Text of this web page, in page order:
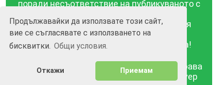
Продължавайки да използвате този сайт,
вие се съгласявате с използването на
бисквитки. Общи условия.
Откажи Приемам
поради несъответствие на публикуваното с
публикувана в този сайт се предоставя
такава каквато е, без гаранция за
съответствието ѝ с действителността!
BGrazpisanie.com © 2008 - 2026, Всички права
Изработка на уебсайт и софтуер